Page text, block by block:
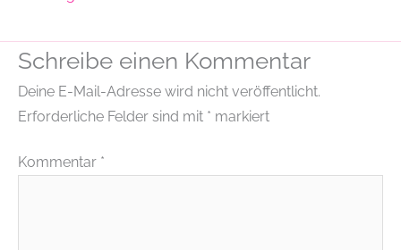
Schreibe einen Kommentar
Deine E-Mail-Adresse wird nicht veröffentlicht.
Erforderliche Felder sind mit * markiert
Kommentar *